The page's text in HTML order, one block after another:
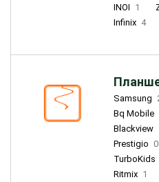
INOI 1
Infinix 4
Samsung
Bq Mobile
Blackview
Prestigio 0
TurboKids
Ritmix 1